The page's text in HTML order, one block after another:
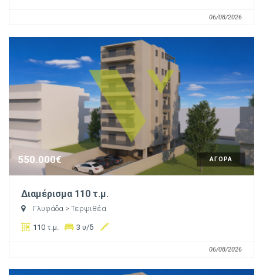
06/08/2026
ΑΓΟΡΑ
550.000€
Διαμέρισμα 110 τ.μ.
Γλυφάδα > Τερψιθέα
110 τ.μ. 3 υ/δ
06/08/2026